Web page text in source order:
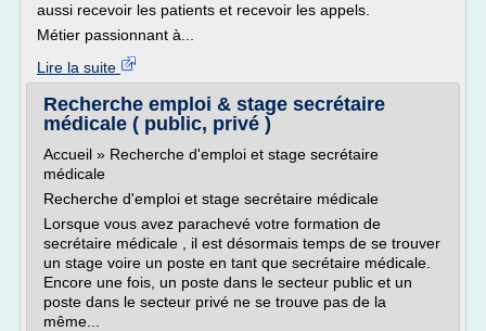
aussi recevoir les patients et recevoir les appels.
Métier passionnant à...
Lire la suite
Recherche emploi & stage secrétaire
médicale ( public, privé )
Accueil » Recherche d'emploi et stage secrétaire
médicale
Recherche d'emploi et stage secrétaire médicale
Lorsque vous avez parachevé votre formation de
secrétaire médicale , il est désormais temps de se trouver
un stage voire un poste en tant que secrétaire médicale.
Encore une fois, un poste dans le secteur public et un
poste dans le secteur privé ne se trouve pas de la
même...